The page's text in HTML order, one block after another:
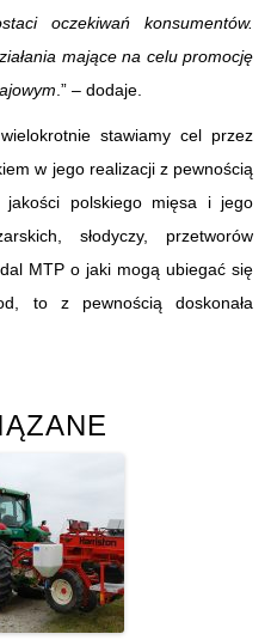
oczekiwań konsumentów.
mające na celu promocję
.” – dodaje.
stawiamy cel przez
w jego realizacji z pewnością
jakości polskiego mięsa i jego
słodyczy, przetworów
MTP o jaki mogą ubiegać się
to z pewnością doskonała